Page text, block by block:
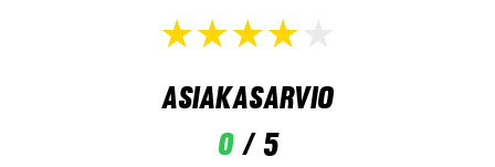
Asiakasarvio
0/ 5